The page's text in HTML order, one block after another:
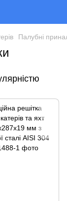
Палубні